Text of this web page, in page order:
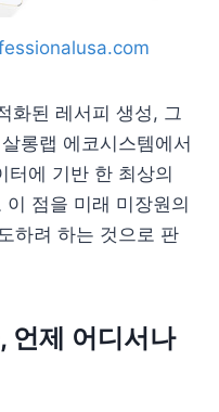
화된 레서피 생성, 그
롱랩 에코시스템에서
터에 기반 한 최상의
점을 미래 미장원의
하려 하는 것으로 판
언제 어디서나